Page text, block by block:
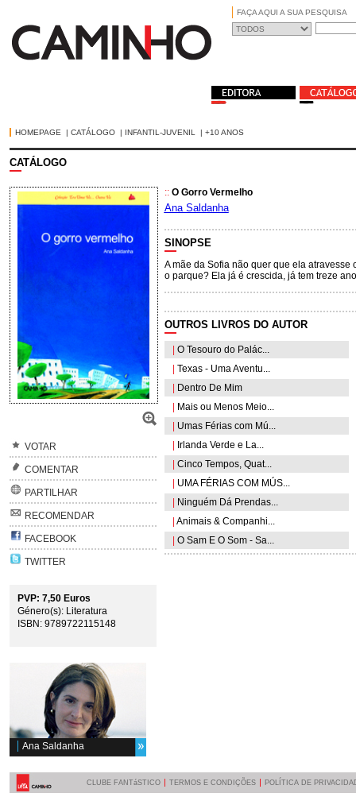
FAÇA AQUI A SUA PESQUISA
HOMEPAGE | CATÁLOGO| INFANTIL-JUVENIL | +10 ANOS
CATÁLOGO
VOTAR
COMENTAR
PARTILHAR
RECOMENDAR
FACEBOOK
TWITTER
PVP: 7,50 Euros
Género(s): Literatura
ISBN: 9789722115148
Ana Saldanha
:: O Gorro Vermelho
Ana Saldanha
SINOPSE
A mãe da Sofia não quer que ela atravesse
o parque? Ela já é crescida, já tem treze
OUTROS LIVROS DO AUTOR
O Tesouro do Palác...
Texas - Uma Aventu...
Dentro De Mim
Mais ou Menos Meio...
Umas Férias com Mú...
Irlanda Verde e La...
Cinco Tempos, Quat...
UMA FÉRIAS COM MÚS...
Ninguém Dá Prendas...
Animais & Companhi...
O Sam E O Som - Sa...
CLUBE FANTáSTICO TERMOS E CONDIÇÕES POLÍTICA DE